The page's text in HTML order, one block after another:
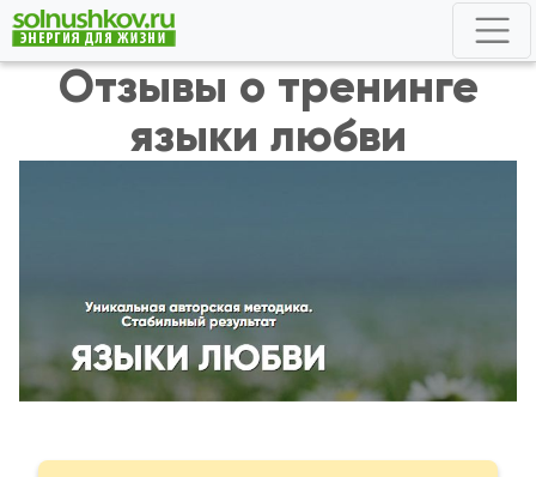
Отзывы о тренинге
языки любви